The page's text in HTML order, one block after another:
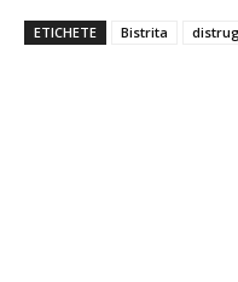
ETICHETE Bistrita